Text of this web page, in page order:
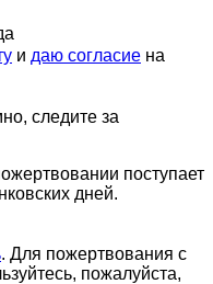
и даю согласие на
следите за
поступает
дней.
. Для пожертвования с
пожалуйста,